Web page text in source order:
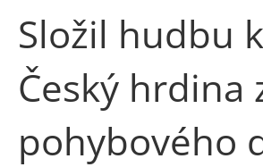
Složil hudbu
Český
pohybového